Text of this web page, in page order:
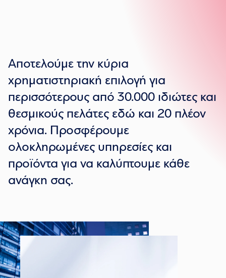
Αποτελούμε την κύρια
χρηματιστηριακή επιλογή για
περισσότερους από 30.000 ιδιώτες και
θεσμικούς πελάτες εδώ και 20 πλέον
χρόνια. Προσφέρουμε
ολοκληρωμένες υπηρεσίες και
προϊόντα για να καλύπτουμε κάθε
ανάγκη σας.